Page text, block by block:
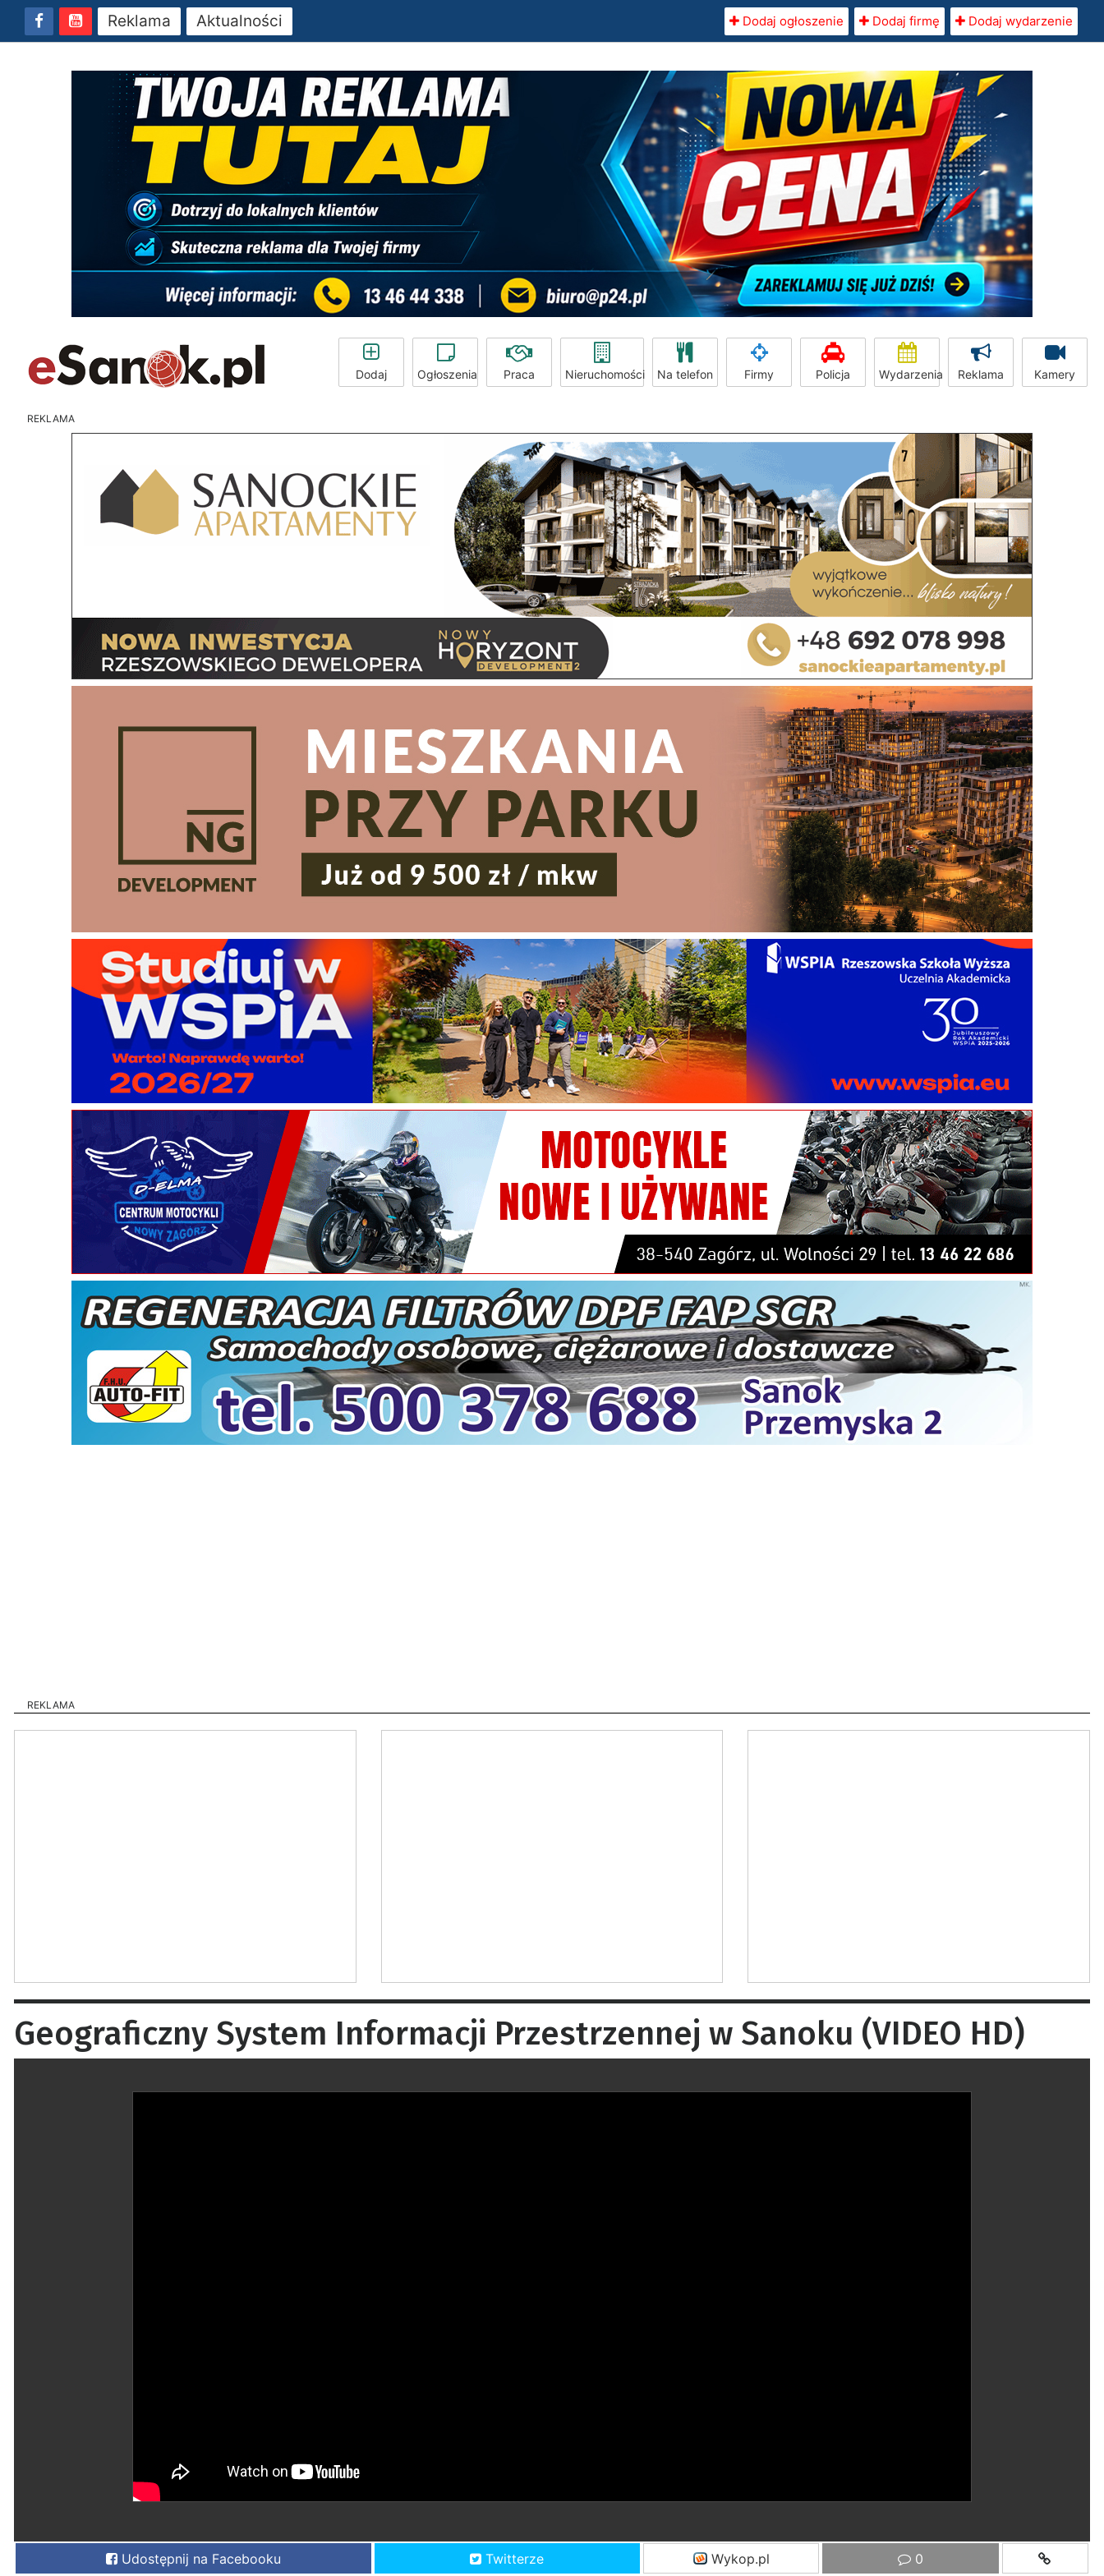
Reklama Aktualności Dodaj ogłoszenie Dodaj firmę Dodaj wydarzenie
Dodaj Ogłoszenia Praca Nieruchomości Na telefon Firmy Policja Wydarzenia Reklama Kamery
REKLAMA
REKLAMA
Geograficzny System Informacji Przestrzennej w Sanoku (VIDEO HD)
Udostępnij na Facebooku Twitterze Wykop.pl 0